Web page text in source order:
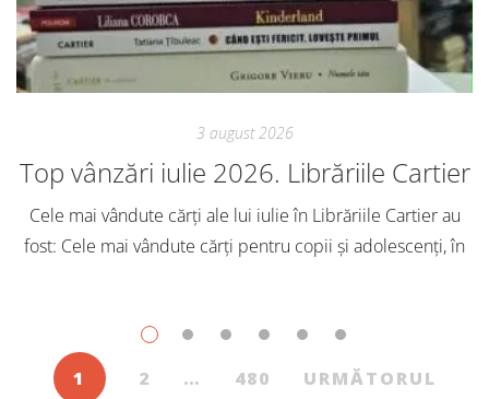
3 august 2026
Top vânzări iulie 2026. Librăriile Cartier
Cele mai vândute cărți ale lui iulie în Librăriile Cartier au
fost: Cele mai vândute cărți pentru copii și adolescenți, în
1 2 … 480 URMĂTORUL